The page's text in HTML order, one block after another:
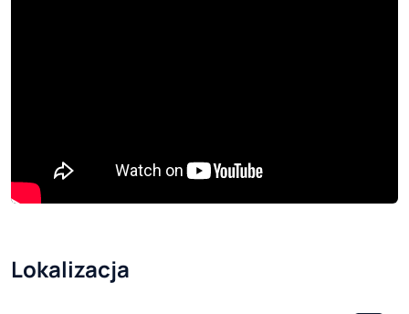
Lokalizacja